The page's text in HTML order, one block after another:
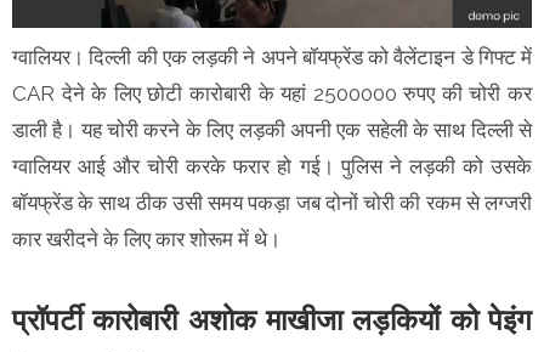
ग्वालियर। दिल्ली की एक लड़की ने अपने बॉयफ्रेंड को वैलेंटाइन डे गिफ्ट में
CAR देने के लिए छोटी कारोबारी के यहां 2500000 रुपए की चोरी कर
डाली है। यह चोरी करने के लिए लड़की अपनी एक सहेली के साथ दिल्ली से
ग्वालियर आई और चोरी करके फरार हो गई। पुलिस ने लड़की को उसके
बॉयफ्रेंड के साथ ठीक उसी समय पकड़ा जब दोनों चोरी की रकम से लग्जरी
कार खरीदने के लिए कार शोरूम में थे।
प्रॉपर्टी कारोबारी अशोक माखीजा लड़कियों को पेइंग